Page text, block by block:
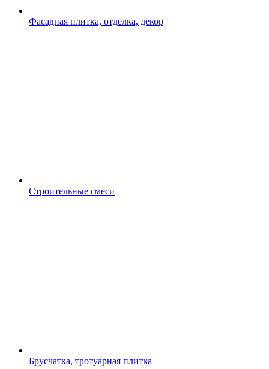
Фасадная плитка, отделка, декор
Строительные смеси
Брусчатка, тротуарная плитка